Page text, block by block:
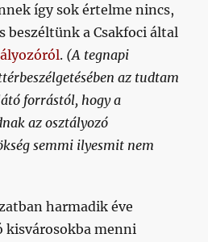
így sok értelme nincs,
beszéltünk a Csakfoci által
. (A tegnapi
az tudtam
forrástól, hogy a
az osztályozó
semmi ilyesmit nem
harmadik éve
kisvárosokba menni